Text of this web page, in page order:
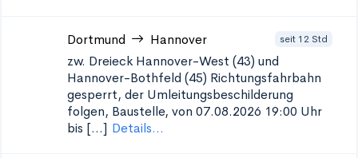
Dortmund Hannover seit 12 Std
zw. Dreieck Hannover-West (43) und
Hannover-Bothfeld (45) Richtungsfahrbahn
gesperrt, der Umleitungsbeschilderung
folgen, Baustelle, von 07.08.2026 19:00 Uhr
bis [...] Details...